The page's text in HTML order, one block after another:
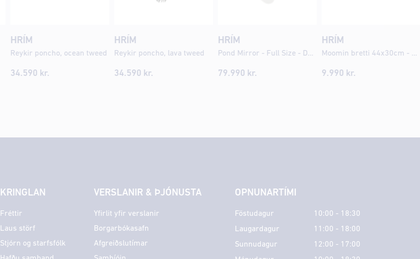
HRÍM
Reykir poncho, ocean tweed
34.590 kr.
HRÍM
Reykir poncho, lava tweed
34.590 kr.
HRÍM
Pond Mirror - Full Size - Dark Chrome
79.990 kr.
HRÍM
Moomin bretti 44x30cm - The Pond
9.990 kr.
KRINGLAN
Fréttir
Laus störf
Stjórn og starfsfólk
VERSLANIR & ÞJÓNUSTA
Yfirlit yfir verslanir
Borgarbókasafn
Afgreiðslutímar
OPNUNARTÍMI
Föstudagur
10:00 - 18:30
Laugardagur
11:00 - 18:00
Sunnudagur
12:00 - 17:00